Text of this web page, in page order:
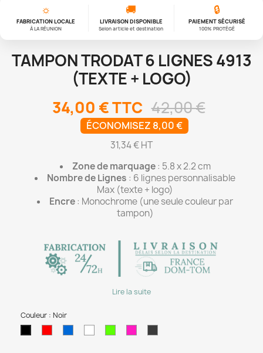
☼
FABRICATION LOCALE
À LA RÉUNION
🚚
LIVRAISON DISPONIBLE
Selon article et destination
🔒
PAIEMENT SÉCURISÉ
100% PROTÉGÉ
TAMPON TRODAT 6 LIGNES 4913
(TEXTE + LOGO)
34,00 €TTC 42,00 €
ÉCONOMISEZ 8,00 €
31,34 € HT
Zone de marquage: 5.8 x 2.2 cm
Nombre de Lignes : 6 lignes personnalisable
Max (texte + logo)
Encre: Monochrome (une seule couleur par
tampon)
Lire la suite
Couleur : Noir